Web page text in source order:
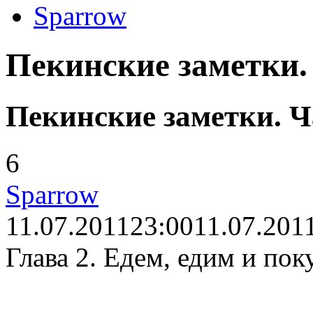
Sparrow
Пекинские
Пекинские заметки.
6
Sparrow
11.07.201123:00
Глава 2. Едем, едим и